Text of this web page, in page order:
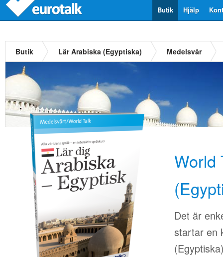
Hjälp
Butik
Butik Lär Arabiska (Egyptiska) Medelsvår
World
Det är
startar en